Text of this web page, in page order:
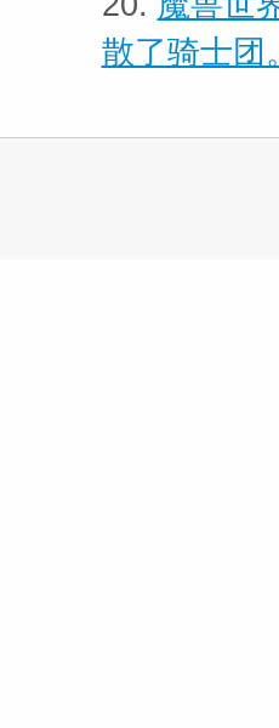
散了骑士团